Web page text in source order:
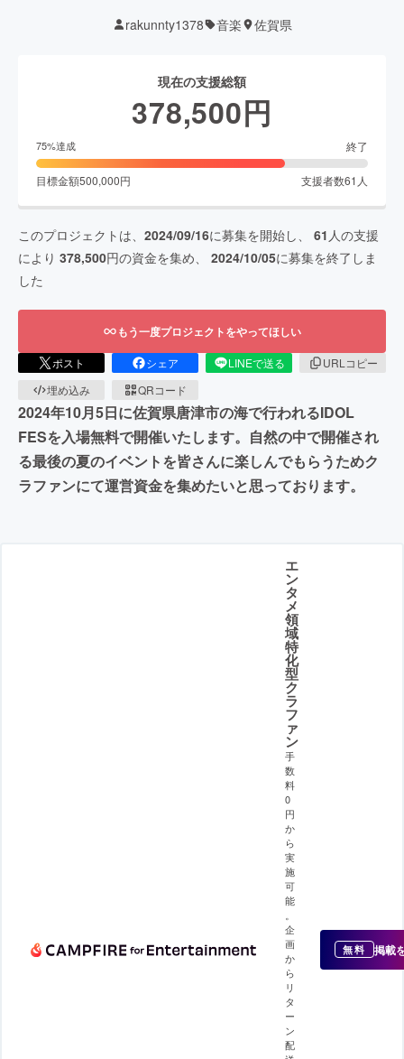
rakunnty1378 音楽 佐賀県
現在の支援総額
378,500円
75%達成 終了
目標金額500,000円 支援者数61 人
このプロジェクトは、 2024/09/16に募集を開始し、 61 人の支援
により 378,500円の資金を集め、 2024/10/05に募集を終了しま
した
もう一度プロジェクトをやってほしい
ポスト シェア LINEで送る
URLコピー
埋め込み
QRコード
2024年10月5日に佐賀県唐津市の海で行われるIDOL
FESを入場無料で開催いたします。自然の中で開催され
る最後の夏のイベントを皆さんに楽しんでもらうためク
ラファンにて運営資金を集めたいと思っております。
エ
ン
タ
メ
領
域
特
化
型
ク
ラ
フ
ァ
ン
手
数
料
0
円
か
ら
実
施
可
能
企
画
か
ら
リ
タ
ー
ン
配
無料 掲載